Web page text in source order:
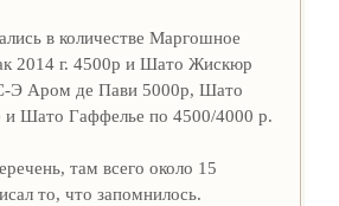
в количестве Маргошное
2014 г. 4500р и Шато Жискюр
Э Аром де Пави 5000р, Шато
Шато Гаффелье по 4500/4000 р.
там всего около 15
то, что запомнилось.